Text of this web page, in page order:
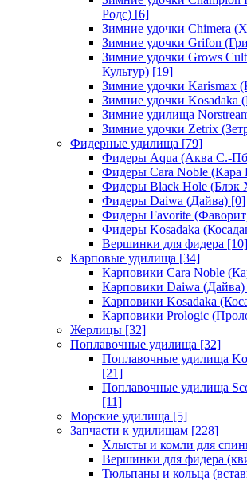
Родс) [6]
Зимние удочки Chimera
Зимние удочки Grifon
Зимние удочки Grows
Культур) [19]
Зимние удочки Karismax
Зимние удочки Kosadaka
Зимние удилища
Зимние удочки Zetrix
Фидерные удилища [79]
Фидеры Aqua (Аква С.-
Фидеры Cara Noble (Кара
Фидеры Black Hole (Блэк
Фидеры Daiwa (Дайва) [0]
Фидеры Favorite
Фидеры Kosadaka
Вершинки для фидера [10]
Карповые удилища [34]
Карповики Cara Noble
Карповики Daiwa (Дайва)
Карповики Kosadaka
Карповики Prologic
Жерлицы [32]
Поплавочные удилища [32]
Поплавочные удилища
[21]
Поплавочные удилища
[11]
Морские удилища [5]
Запчасти к удилищам [228]
Хлысты и комли для
Вершинки для фидера
Тюльпаны и кольца